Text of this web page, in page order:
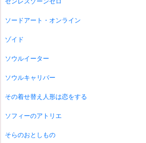
ソードアート・オンライン
ゾイド
ソウルイーター
ソウルキャリバー
その着せ替え人形は恋をする
ソフィーのアトリエ
そらのおとしもの